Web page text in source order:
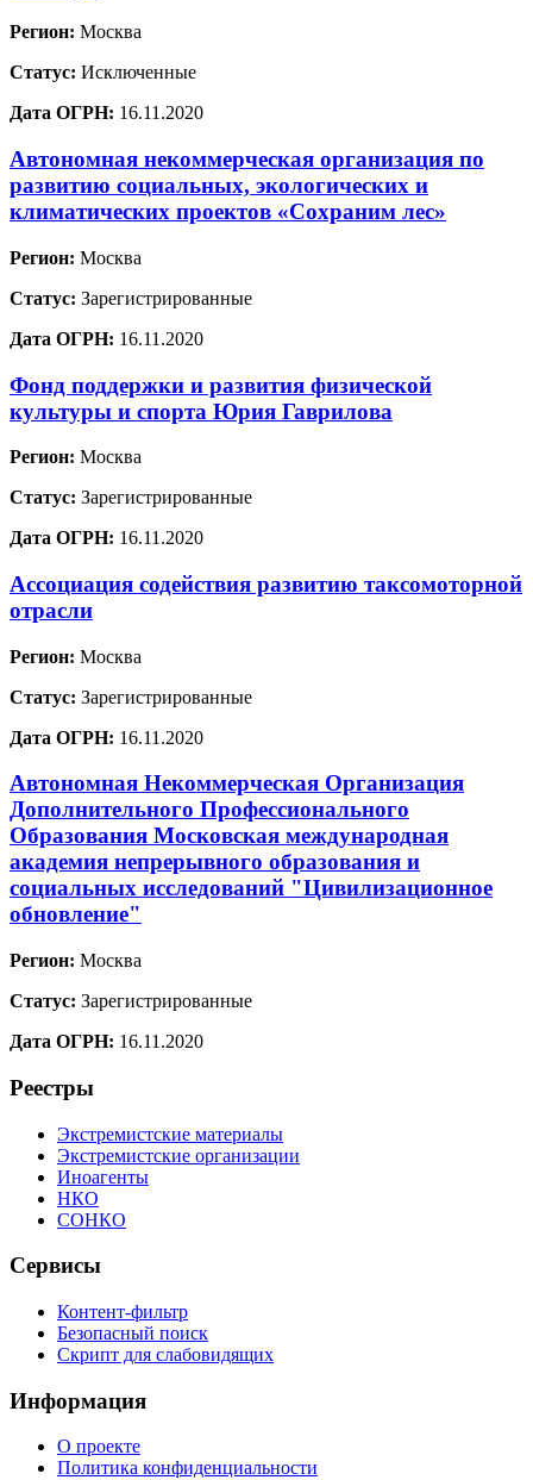
Регион: Москва
Статус: Исключенные
Дата ОГРН: 16.11.2020
Автономная некоммерческая организация по
развитию социальных, экологических и
климатических проектов «Сохраним лес»
Регион: Москва
Статус: Зарегистрированные
Дата ОГРН: 16.11.2020
Фонд поддержки и развития физической
культуры и спорта Юрия Гаврилова
Регион: Москва
Статус: Зарегистрированные
Дата ОГРН: 16.11.2020
Ассоциация содействия развитию таксомоторной
отрасли
Регион: Москва
Статус: Зарегистрированные
Дата ОГРН: 16.11.2020
Автономная Некоммерческая Организация
Дополнительного Профессионального
Образования Московская международная
академия непрерывного образования и
социальных исследований "Цивилизационное
обновление"
Регион: Москва
Статус: Зарегистрированные
Дата ОГРН: 16.11.2020
Реестры
Экстремистские материалы
Экстремистские организации
Иноагенты
НКО
СОНКО
Сервисы
Контент-фильтр
Безопасный поиск
Скрипт для слабовидящих
Информация
О проекте
Политика конфиденциальности